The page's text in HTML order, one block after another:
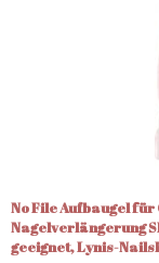
No File Aufbaugel für
Nagelverlängerung
geeignet, Lynis-